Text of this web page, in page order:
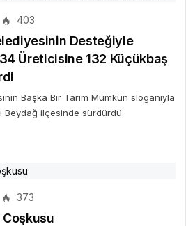
403
Desteğiyle
Üreticisine 132 Küçükbaş
Başka Bir Tarım Mümkün sloganıyla
ilçesinde sürdürdü.
373
Coşkusu